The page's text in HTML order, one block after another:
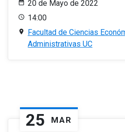
20 de Mayo de 2022
14:00
Facultad de Ciencias
Administrativas UC
25 MAR